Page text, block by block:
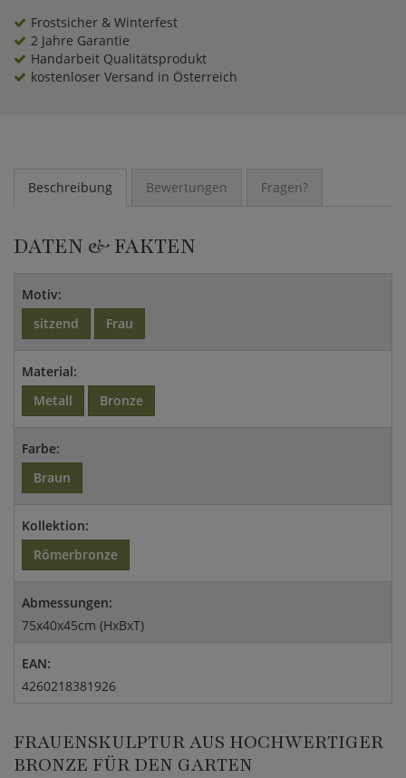
Frostsicher & Winterfest
2 Jahre Garantie
Handarbeit Qualitätsprodukt
kostenloser Versand in Österreich
Beschreibung Bewertungen Fragen?
DATEN & FAKTEN
Motiv:
sitzend
Frau
Material:
Metall
Bronze
Farbe:
Braun
Kollektion:
Römerbronze
Abmessungen:
75x40x45cm (HxBxT)
EAN:
4260218381926
FRAUENSKULPTUR AUS HOCHWERTIGER
BRONZE FÜR DEN GARTEN